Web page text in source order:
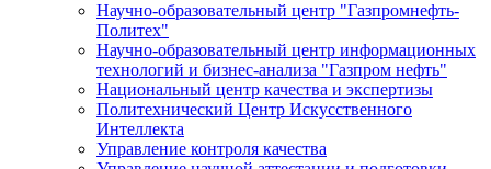
Научно-образовательный центр "Газпромнефть-
Политех"
Научно-образовательный центр информационных
технологий и бизнес-анализа "Газпром нефть"
Национальный центр качества и экспертизы
Политехнический Центр Искусственного
Интеллекта
Управление контроля качества